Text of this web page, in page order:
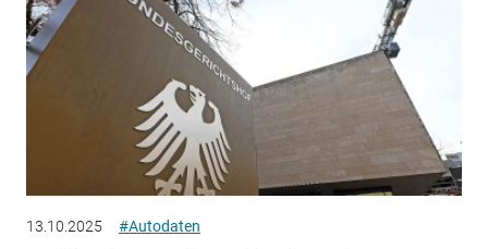
13.10.2025 #Autodaten